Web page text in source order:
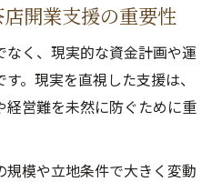
開業支援の重要性
く、現実的な資金計画や運
。現実を直視した支援は、
営難を未然に防ぐために重
模や立地条件で大きく変動